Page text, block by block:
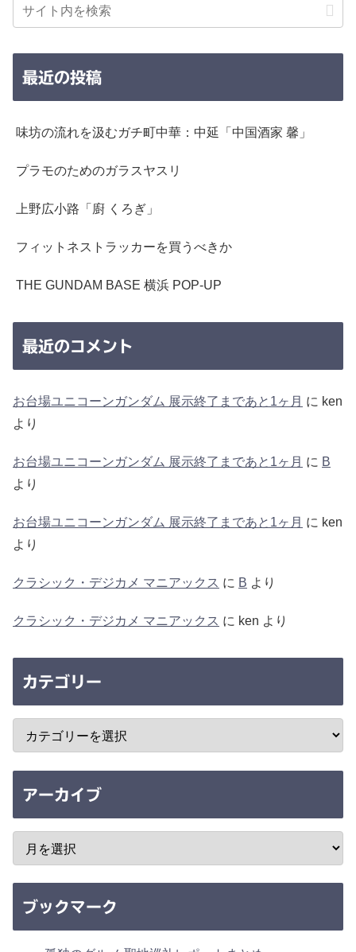
最近の投稿
味坊の流れを汲むガチ町中華：中延「中国酒家 馨」
プラモのためのガラスヤスリ
上野広小路「廚 くろぎ」
フィットネストラッカーを買うべきか
THE GUNDAM BASE 横浜 POP-UP
最近のコメント
お台場ユニコーンガンダム 展示終了まであと1ヶ月 に ken
より
お台場ユニコーンガンダム 展示終了まであと1ヶ月 に B
より
お台場ユニコーンガンダム 展示終了まであと1ヶ月 に ken
より
クラシック・デジカメ マニアックス に B より
クラシック・デジカメ マニアックス に ken より
カテゴリー
アーカイブ
ブックマーク